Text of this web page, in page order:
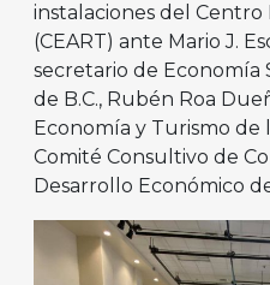
instalaciones del Centro
(CEART) ante Mario J.
secretario de Economía
de B.C., Rubén Roa
Economía y Turismo de
Comité Consultivo de
Desarrollo Económico